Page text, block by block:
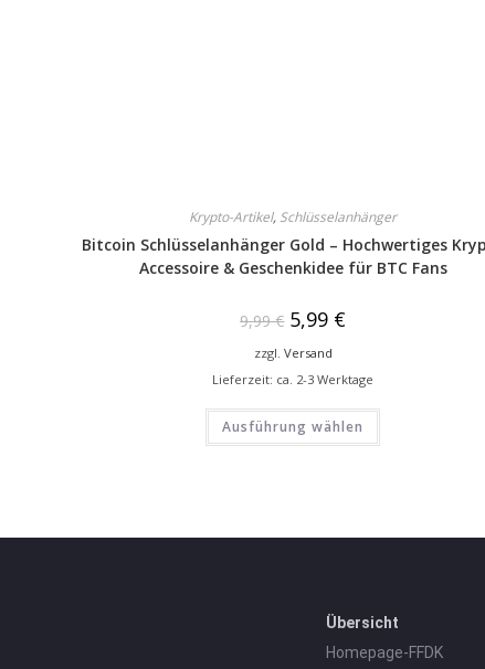
Krypto-Artikel, Schlüsselanhänger
Bitcoin Schlüsselanhänger Gold – Hochwertiges
Accessoire & Geschenkidee für BTC Fans
9,99€ 5,99 €
zzgl. Versand
Lieferzeit: ca. 2-3 Werktage
Ausführung wählen
Übersicht
Homepage-FFDK